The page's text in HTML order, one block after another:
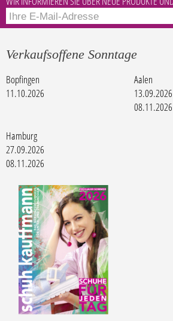
Verkaufsoffene Sonntage
Bopfingen
11.10.2026
Aalen
13.09.2026
08.11.2026
Hamburg
27.09.2026
08.11.2026